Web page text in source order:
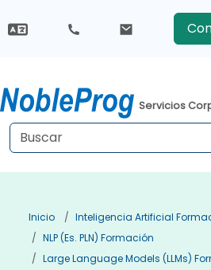
Servicios
Inicio
Inteligencia Artificial
NLP (es. PLN) Formación
Large Language Models (LLMs)